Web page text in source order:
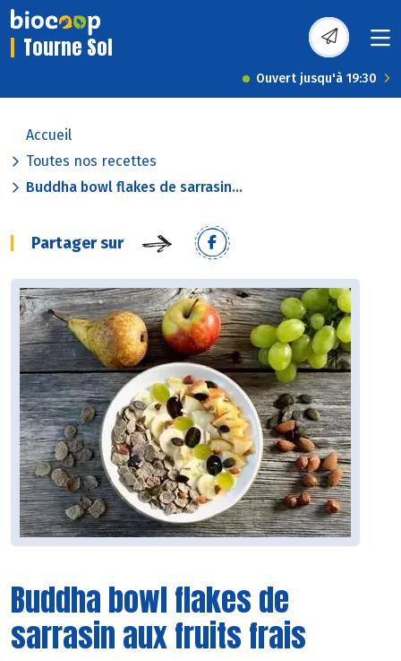
Tourne Sol
Ouvert jusqu'à 19:30
Accueil
Toutes nos recettes
Buddha bowl flakes de sarrasin...
Partager sur
Buddha bowl flakes de
sarrasin aux fruits frais